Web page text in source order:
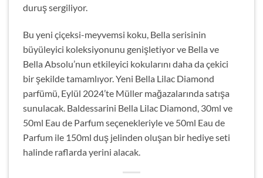
duruş sergiliyor.
Bu yeni çiçeksi-meyvemsi koku, Bella serisinin
büyüleyici koleksiyonunu genişletiyor ve Bella ve
Bella Absolu’nun etkileyici kokularını daha da çekici
bir şekilde tamamlıyor. Yeni Bella Lilac Diamond
parfümü, Eylül 2024’te Müller mağazalarında satışa
sunulacak. Baldessarini Bella Lilac Diamond, 30ml ve
50ml Eau de Parfum seçenekleriyle ve 50ml Eau de
Parfum ile 150ml duş jelinden oluşan bir hediye seti
halinde raflarda yerini alacak.